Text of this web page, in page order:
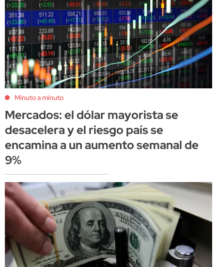
Minuto a minuto
Mercados: el dólar mayorista se
desacelera y el riesgo país se
encamina a un aumento semanal de
9%